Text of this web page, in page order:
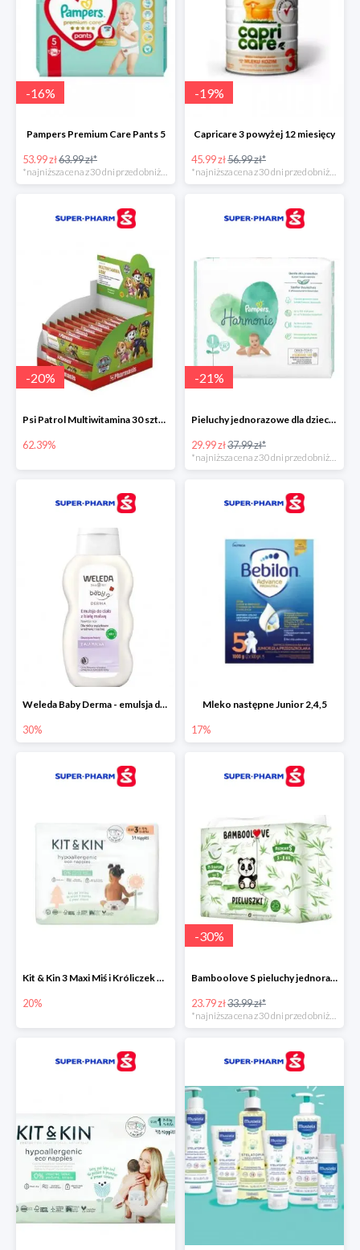
-16%
Pampers Premium Care Pants 5
53.99 zł63.99 zł*
*najniższa cena z 30 dni przed obniżką
-19%
Capricare 3 powyżej 12 miesięcy
45.99 zł56.99 zł*
*najniższa cena z 30 dni przed obniżką
-20%
Psi Patrol Multiwitamina 30 sztuk
62.39%
-21%
Pieluchy jednorazowe dla dzieci Pampers Harmonie
29.99 zł37.99 zł*
Weleda Baby Derma - emulsja do ciała dla niemowląt i dzieci
30%
Mleko następne Junior 2,4,5
17%
Kit & Kin 3 Maxi Miś i Króliczek pieluchy jednorazowe dla dzieci
20%
-30%
Bamboolove S pieluchy jednorazowe
23.79 zł33.99 zł*